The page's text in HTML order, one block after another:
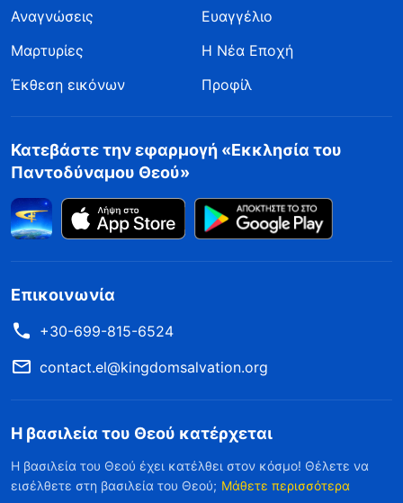
Αναγνώσεις
Ευαγγέλιο
Μαρτυρίες
Η Νέα Εποχή
Έκθεση εικόνων
Προφίλ
Κατεβάστε την εφαρμογή «Εκκλησία του
Παντοδύναμου Θεού»
Επικοινωνία
+30-699-815-6524
contact.el@kingdomsalvation.org
Η βασιλεία του Θεού κατέρχεται
Η βασιλεία του Θεού έχει κατέλθει στον κόσμο! Θέλετε να
εισέλθετε στη βασιλεία του Θεού; Μάθετε περισσότερα